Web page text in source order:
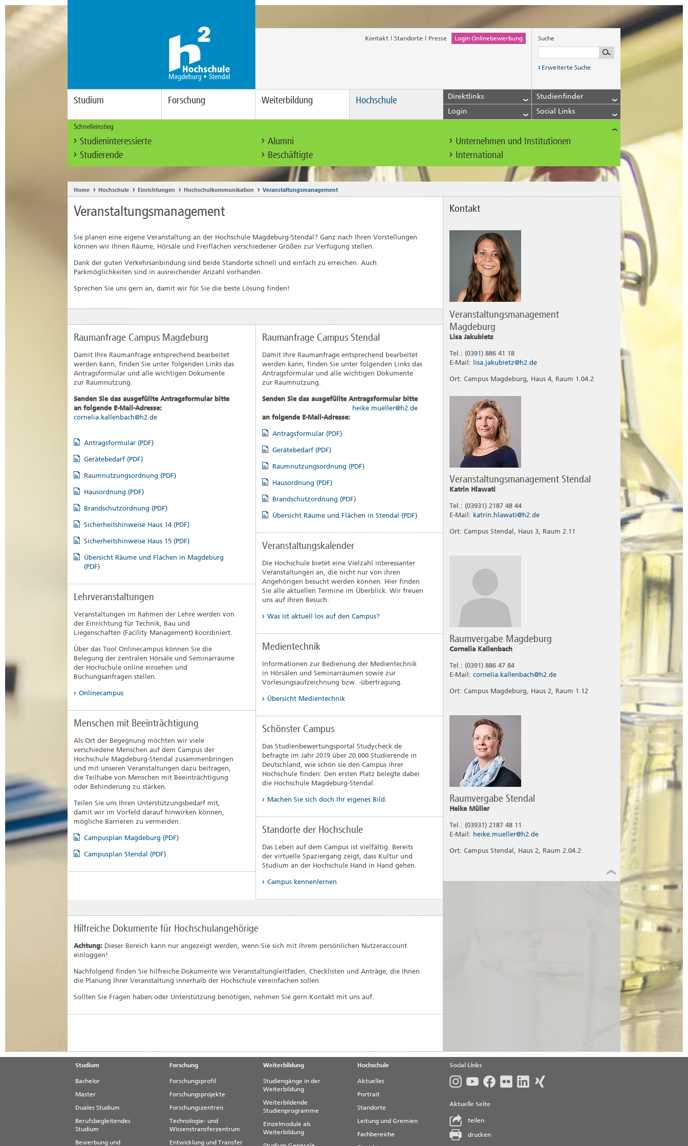
Kontakt Standorte Presse Login Onlinebewerbung Suche
Erweiterte Suche
Studium Forschung Weiterbildung Hochschule Direktlinks
Studienfinder
Login
Social Links
Schnelleinstieg
Studieninteressierte Alumni
Unternehmen und Institutionen
Studierende
Beschäftigte International
Home Hochschule Einrichtungen Hochschulkommunikation Veranstaltungsmanagement
Veranstaltungsmanagement
Sie planen eine eigene Veranstaltung an der Hochschule Magdeburg-Stendal? Ganz nach Ihren Vorstellungen
können wir Ihnen Räume, Hörsäle und Freiflächen verschiedener Größen zur Verfügung stellen.
Dank der guten Verkehrsanbindung sind beide Standorte schnell und einfach zu erreichen. Auch
Parkmöglichkeiten sind in ausreichender Anzahl vorhanden.
Sprechen Sie uns gern an, damit wir für Sie die beste Lösung finden!
Raumanfrage Campus Magdeburg
Damit Ihre Raumanfrage entsprechend bearbeitet
werden kann, finden Sie unter folgenden Links das
Antragsformular und alle wichtigen Dokumente
zur Raumnutzung.
Senden Sie das ausgefüllte Antragsformular bitte
an folgende E-Mail-Adresse:
cornelia.kallenbach@h2.de
Antragsformular (PDF)
Gerätebedarf (PDF)
Raumnutzungsordnung (PDF)
Hausordnung (PDF)
Brandschutzordnung (PDF)
Sicherheitshinweise Haus 14 (PDF)
Sicherheitshinweise Haus 15 (PDF)
Übersicht Räume und Flächen in Magdeburg
(PDF)
Lehrveranstaltungen
Veranstaltungen im Rahmen der Lehre werden von
der Einrichtung für Technik, Bau und
Liegenschaften (Facility Management) koordiniert.
Über das Tool Onlinecampus können Sie die
Belegung der zentralen Hörsäle und Seminarräume
der Hochschule online einsehen und
Buchungsanfragen stellen.
Onlinecampus
Menschen mit Beeinträchtigung
Als Ort der Begegnung möchten wir viele
verschiedene Menschen auf dem Campus der
Hochschule Magdeburg-Stendal zusammenbringen
und mit unseren Veranstaltungen dazu beitragen,
die Teilhabe von Menschen mit Beeinträchtigung
oder Behinderung zu stärken.
Teilen Sie uns Ihren Unterstützungsbedarf mit,
damit wir im Vorfeld darauf hinwirken können,
mögliche Barrieren zu vermeiden.
Campusplan Magdeburg (PDF)
Campusplan Stendal (PDF)
Raumanfrage Campus Stendal
Damit Ihre Raumanfrage entsprechend bearbeitet
werden kann, finden Sie unter folgenden Links das
Antragsformular und alle wichtigen Dokumente
zur Raumnutzung.
Senden Sie das ausgefüllte Antragsformular bitte
an folgende E-Mail-Adresse:
heike.mueller@h2.de
Antragsformular (PDF)
Gerätebedarf (PDF)
Raumnutzungsordnung (PDF)
Hausordnung (PDF)
Brandschutzordnung (PDF)
Übersicht Räume und Flächen in Stendal (PDF)
Veranstaltungskalender
Die Hochschule bietet eine Vielzahl interessanter
Veranstaltungen an, die nicht nur von ihren
Angehörigen besucht werden können. Hier finden
Sie alle aktuellen Termine im Überblick. Wir freuen
uns auf Ihren Besuch.
Was ist aktuell los auf den Campus?
Medientechnik
Informationen zur Bedienung der Medientechnik
in Hörsälen und Seminarräumen sowie zur
Vorlesungsaufzeichnung bzw. -übertragung.
Übersicht Medientechnik
Schönster Campus
Das Studienbewertungsportal Studycheck.de
befragte im Jahr 2019 über 20.000 Studierende in
Deutschland, wie schön sie den Campus ihrer
Hochschule finden: Den ersten Platz belegte dabei
die Hochschule Magdeburg-Stendal.
Machen Sie sich doch Ihr eigenes Bild.
Standorte der Hochschule
Das Leben auf dem Campus ist vielfältig. Bereits
der virtuelle Spaziergang zeigt, dass Kultur und
Studium an der Hochschule Hand in Hand gehen.
Campus kennenlernen
Hilfreiche Dokumente für Hochschulangehörige
Achtung: Dieser Bereich kann nur angezeigt werden, wenn Sie sich mit Ihrem persönlichen Nutzeraccount
einloggen!
Nachfolgend finden Sie hilfreiche Dokumente wie Veranstaltungleitfäden, Checklisten und Anträge, die Ihnen
die Planung Ihrer Veranstaltung innerhalb der Hochschule vereinfachen sollen.
Sollten Sie Fragen haben oder Unterstützung benötigen, nehmen Sie gern Kontakt mit uns auf.
Kontakt
Veranstaltungsmanagement
Magdeburg
Lisa Jakubietz
Tel.: (0391) 886 41 18
E-Mail:
lisa.jakubietz@h2.de
Ort: Campus Magdeburg, Haus 4, Raum 1.04.2
Veranstaltungsmanagement Stendal
Katrin Hlawati
Tel.: (03931) 2187 48 44
E-Mail: katrin.hlawati@h2.de
Ort: Campus Stendal, Haus 3, Raum 2.11
Raumvergabe Magdeburg
Cornelia Kallenbach
Tel.: (0391) 886 47 84
E-Mail:cornelia.kallenbach@h2.de
Ort: Campus Magdeburg, Haus 2, Raum 1.12
Raumvergabe Stendal
Heike Müller
Tel.: (03931) 2187 48 11
E-Mail: heike.mueller@h2.de
Ort: Campus Stendal, Haus 2, Raum 2.04.2
Studium
Bachelor
Master
Duales Studium
Berufsbegleitendes
Studium
Bewerbung und
Forschung
Forschungsprofil
Forschungsprojekte
Forschungszentren
Technologie- und
Wissenstransferzentrum
Entwicklung und Transfer
Weiterbildung
Studiengänge in der
Weiterbildung
Weiterbildende
Studienprogramme
Einzelmodule als
Weiterbildung
Hochschule
Aktuelles
Portrait
Standorte
Leitung und Gremien
Fachbereiche
Social Links
Aktuelle Seite
teilen
drucken